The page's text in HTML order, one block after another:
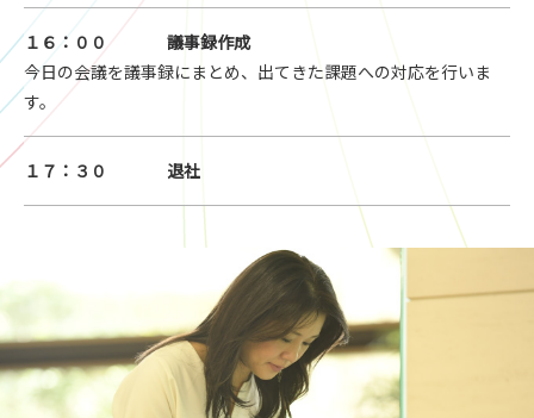
１６：００
議事録作成
今日の会議を議事録にまとめ、出てきた課題への対応を行いま
す。
１７：３０ 退社